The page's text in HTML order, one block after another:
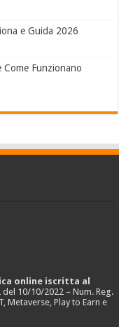
e Guida 2026
Funzionano
online iscritta al
10/10/2022 – Num. Reg.
Metaverse, Play to Earn e